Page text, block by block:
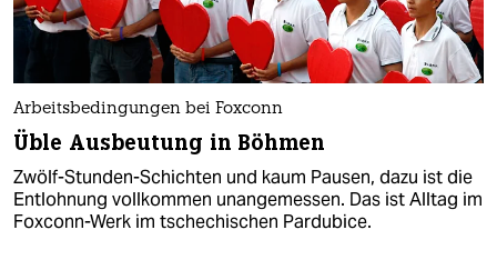
Arbeitsbedingungen bei Foxconn
Üble Ausbeutung in Böhmen
Zwölf-Stunden-Schichten und kaum Pausen, dazu ist die
Entlohnung vollkommen unangemessen. Das ist Alltag im
Foxconn-Werk im tschechischen Pardubice.